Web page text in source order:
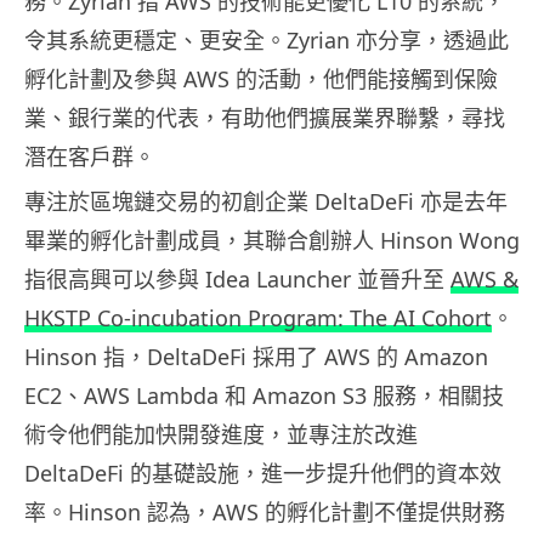
令其系統更穩定、更安全。Zyrian 亦分享，透過此
孵化計劃及參與 AWS 的活動，他們能接觸到保險
業、銀行業的代表，有助他們擴展業界聯繫，尋找
潛在客戶群。
專注於區塊鏈交易的初創企業 DeltaDeFi 亦是去年
畢業的孵化計劃成員，其聯合創辦人 Hinson Wong
指很高興可以參與 Idea Launcher 並晉升至 AWS &
HKSTP Co-incubation Program: The AI Cohort 。
Hinson 指，DeltaDeFi 採用了 AWS 的 Amazon
EC2、AWS Lambda 和 Amazon S3 服務，相關技
術令他們能加快開發進度，並專注於改進
DeltaDeFi 的基礎設施，進一步提升他們的資本效
率。Hinson 認為，AWS 的孵化計劃不僅提供財務